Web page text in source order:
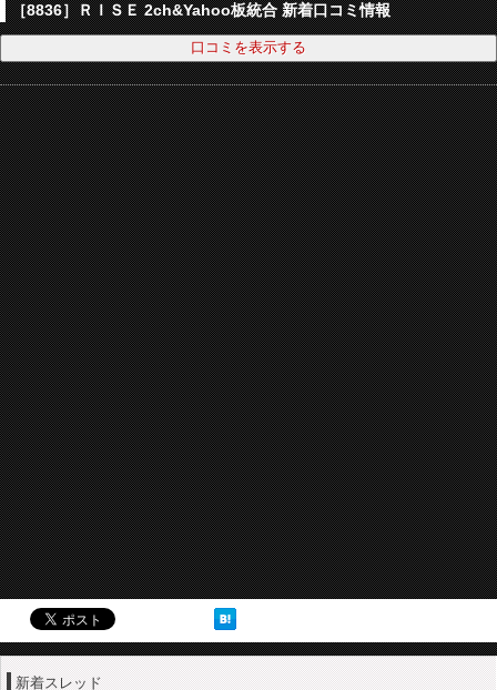
［8836］ＲＩＳＥ 2ch&Yahoo板統合 新着口コミ情報
新着スレッド